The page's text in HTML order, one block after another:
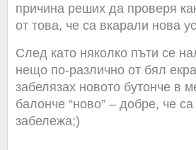
причина реших да проверя
от това, че са вкарали нова
След като няколко пъти се
нещо по-различно от бял
забелязах новото бутонче в
балонче “ново” – добре, че
забележа;)